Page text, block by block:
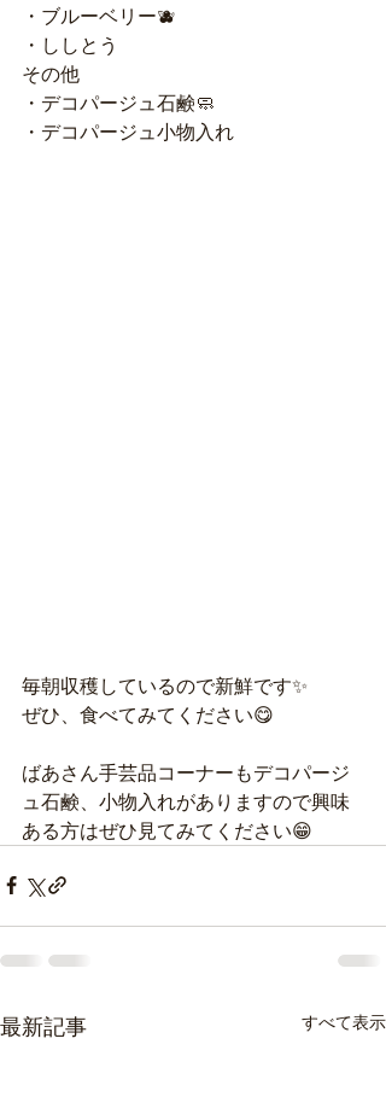
・ブルーベリー🫐
・ししとう
その他
・デコパージュ石鹸🧼
・デコパージュ小物入れ
毎朝収穫しているので新鮮です✨
ぜひ、食べてみてください😋
ばあさん手芸品コーナーもデコパージ
ュ石鹸、小物入れがありますので興味
ある方はぜひ見てみてください😁
最新記事 すべて表示